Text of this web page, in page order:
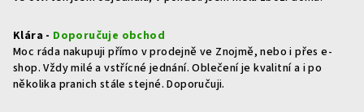
Klára - Doporučuje obchod
Moc ráda nakupuji přímo v prodejně ve Znojmě, nebo i přes e-
shop. Vždy milé a vstřícné jednání. Oblečení je kvalitní a i po
několika pranich stále stejné. Doporučuji.